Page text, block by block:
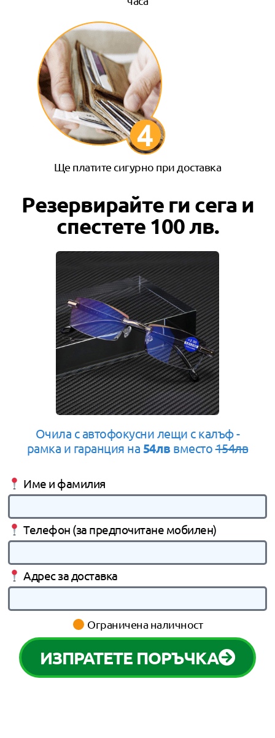
Ще платите сигурно при доставка
Резервирайте ги сега и
спестете 100 лв.
Очила с автофокусни лещи с калъф -
рамка и гаранция на 54лв вместо154лв
Име и фамилия
Телефон (за предпочитане мобилен)
Адрес за доставка
Ограничена наличност
ИЗПРАТЕТЕ ПОРЪЧКА